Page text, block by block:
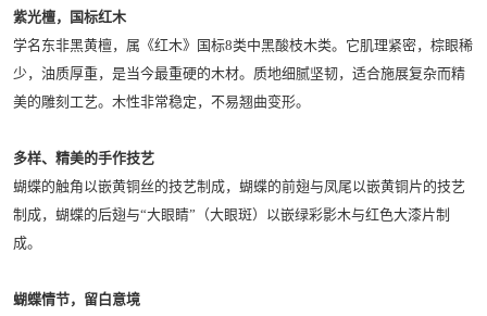
紫光檀，国标红木
学名东非黑黄檀，属《红木》国标8类中黑酸枝木类。它肌理紧密，棕眼稀
少，油质厚重，是当今最重硬的木材。质地细腻坚韧，适合施展复杂而精
美的雕刻工艺。木性非常稳定，不易翘曲变形。
多样、精美的手作技艺
蝴蝶的触角以嵌黄铜丝的技艺制成，蝴蝶的前翅与凤尾以嵌黄铜片的技艺
制成，蝴蝶的后翅与“大眼睛”（大眼斑）以嵌绿彩影木与红色大漆片制
成。
蝴蝶情节，留白意境